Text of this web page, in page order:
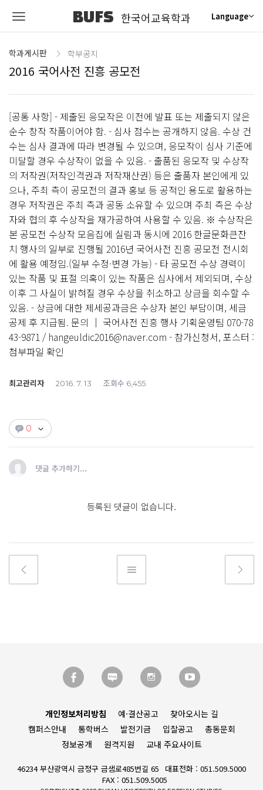
BUFS 한국어교육학과 Language
학과게시판 학부공지
2016 국어사전 진흥 공모전
[공통 사항] - 제출된 응모작은 이전에 발표 또는 제출되지 않은
순수 창작 작품이어야 함. - 심사 점수는 공개하지 않음. 수상 건
수는 심사 결과에 따라 변경될 수 있으며, 응모작이 심사 기준에
미달할 경우 수상작이 없을 수 있음. - 출품된 응모작 및 수상작
의 저작권(저작인격권과 저작재산권) 등은 출품자 본인에게 있
으나, 주최 측이 공모전의 결과 홍보 등 공적인 용도로 활용하는
경우 저작권은 주최 측과 공동 소유할 수 있으며 주최 측은 수상
자와 협의 후 수상작을 재가공하여 사용할 수 있음. ※ 수상작은
본 공모전 수상작 모음집에 실림과 동시에 2016 한글문화큰잔
치 행사의 일부로 진행될 2016년 국어사전 진흥 공모전 전시회
에 활용 예정임.(일부 수정·변경 가능) - 타 공모전 수상 경력이
있는 작품 및 표절 의혹이 있는 작품은 심사에서 제외되며, 수상
이후 그 사실이 밝혀질 경우 수상을 취소하고 상금을 회수할 수
있음. - 상금에 대한 제세공과금은 수상자 본인 부담이며, 세금
공제 후 지급됨. 문의 │ 국어사전 진흥 행사 기획운영팀 070-78
43-9871 / hangeuldic2016@naver.com - 참가신청서, 포스터 :
첨부파일 확인
최고관리자 2016. 7. 13 조회수 6,455
0
댓글 추가하기...
등록된 댓글이 없습니다.
개인정보처리방침 예·결산공고
찾아오시는 길
캠퍼스안내
통학버스 발전기금 입찰공고
총동문회
정보공개
원격지원 교내 주요사이트
46234 부산광역시 금정구 금샘로485번길 65
대표전화 : 051.509.5000
FAX : 051.509.5005